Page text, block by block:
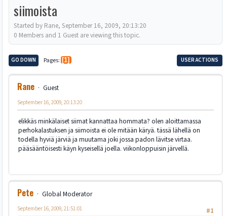
siimoista
Started by Rane, September 16, 2009, 20:13:20
0 Members and 1 Guest are viewing this topic.
GO DOWN Pages 1 USER ACTIONS
Rane Guest
September 16, 2009, 20:13:20
elikkäs minkälaiset siimat kannattaa hommata? olen aloittamassa
perhokalastuksen ja siimoista ei ole mitään käryä. tässä lähellä on
todella hyviä järviä ja muutama joki jossa padon lävitse virtaa.
pääsääntöisesti käyn kyseisellä joella. viikonloppuisin järvellä.
Pete
Global Moderator
#1
September 16, 2009, 21:51:01